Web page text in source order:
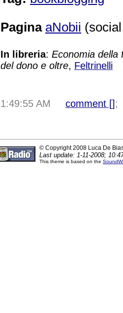
Pagina aNobii
In libreria: Economia della
del dono e oltre, Feltrinelli
1:49:55 AM comment [] ;
© Copyright 2008 Luca De
Last update: 1-11-2008;
This theme is based on the